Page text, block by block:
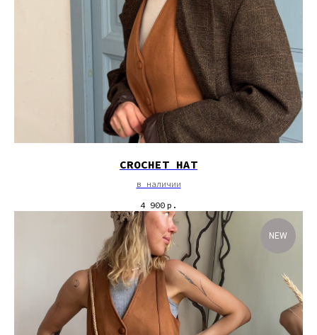
CROCHET HAT
в наличии
4 900 р.
NEW